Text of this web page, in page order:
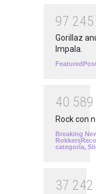
97 245
Gorillaz
Impala.
40 589
Rock con
Breaking
categoría,
37 242